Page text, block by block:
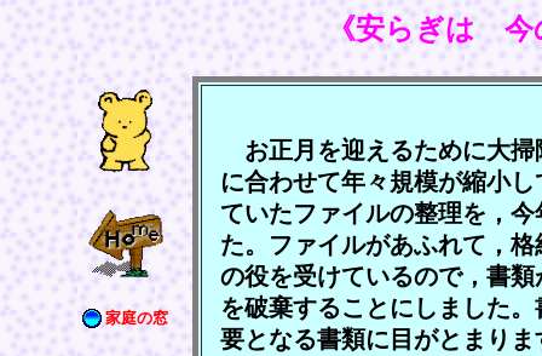
《安らぎは 今
家庭の窓
お正月を迎えるために大掃
に合わせて年々規模が縮小
ていたファイルの整理を，
た。ファイルがあふれて，
の役を受けているので，書
を破棄することにしました
要となる書類に目がとまり